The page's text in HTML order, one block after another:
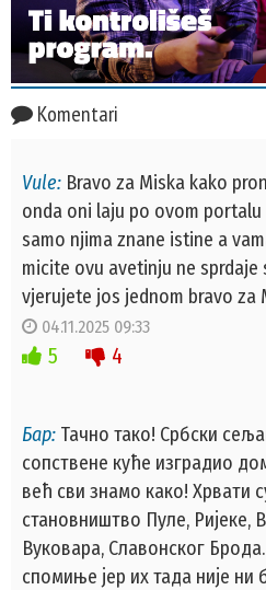
Komentari
Vule: Bravo za Miska kako
onda oni laju po ovom
samo njima znane istine a
micite ovu avetinju ne sprdaje
vjerujete jos jednom bravo za
04.11.2025 09:33
5 4
Бар: Тачно тако! Србски
сопствене куће изградио
већ сви знамо како! Хрвати
становништво Пуле, Ријеке,
Вуковара, Славонског
спомиње јер их тада није ни